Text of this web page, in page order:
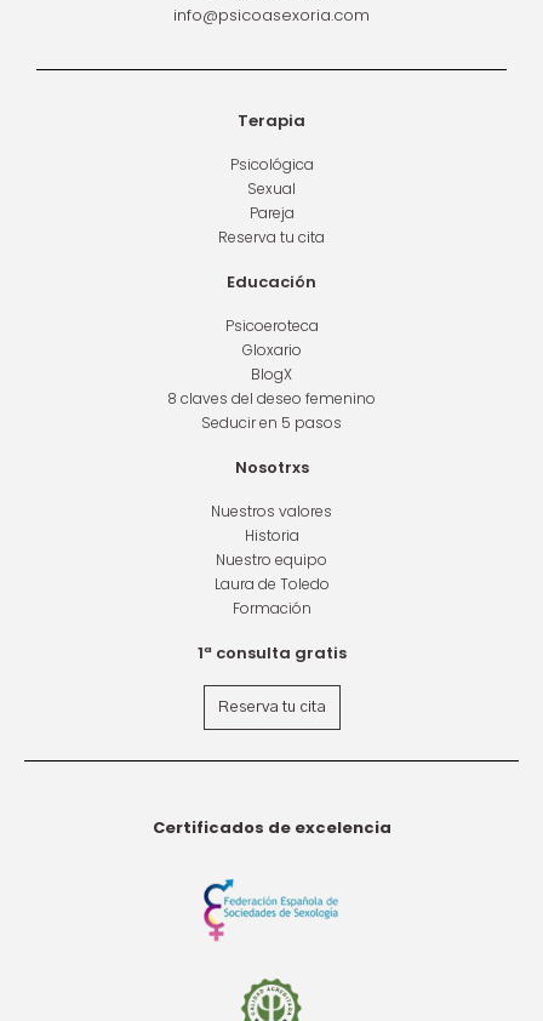
info@psicoasexoria.com
Terapia
Psicológica
Sexual
Pareja
Reserva tu cita
Educación
Psicoeroteca
Gloxario
BlogX
8 claves del deseo femenino
Seducir en 5 pasos
Nosotrxs
Nuestros valores
Historia
Nuestro equipo
Laura de Toledo
Formación
1ª consulta gratis
Reserva tu cita
Certificados de excelencia